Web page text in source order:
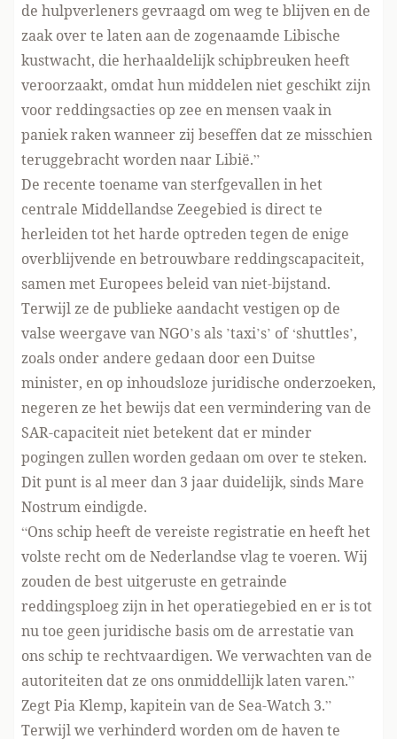
de hulpverleners gevraagd om weg te blijven en de
zaak over te laten aan de zogenaamde Libische
kustwacht, die herhaaldelijk schipbreuken heeft
veroorzaakt, omdat hun middelen niet geschikt zijn
voor reddingsacties op zee en mensen vaak in
paniek raken wanneer zij beseffen dat ze misschien
teruggebracht worden naar Libië.”
De recente toename van sterfgevallen in het
centrale Middellandse Zeegebied is direct te
herleiden tot het harde optreden tegen de enige
overblijvende en betrouwbare reddingscapaciteit,
samen met Europees beleid van niet-bijstand.
Terwijl ze de publieke aandacht vestigen op de
valse weergave van NGO’s als ’taxi’s’ of ‘shuttles’,
zoals onder andere gedaan door een Duitse
minister, en op inhoudsloze juridische onderzoeken,
negeren ze het bewijs dat een vermindering van de
SAR-capaciteit niet betekent dat er minder
pogingen zullen worden gedaan om over te steken.
Dit punt is al meer dan 3 jaar duidelijk, sinds Mare
Nostrum eindigde.
“Ons schip heeft de vereiste registratie en heeft het
volste recht om de Nederlandse vlag te voeren. Wij
zouden de best uitgeruste en getrainde
reddingsploeg zijn in het operatiegebied en er is tot
nu toe geen juridische basis om de arrestatie van
ons schip te rechtvaardigen. We verwachten van de
autoriteiten dat ze ons onmiddellijk laten varen.”
Zegt Pia Klemp, kapitein van de Sea-Watch 3.”
Terwijl we verhinderd worden om de haven te